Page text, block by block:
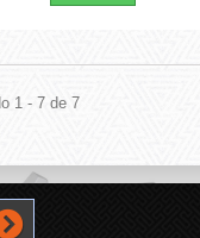
1 - 7 de 7